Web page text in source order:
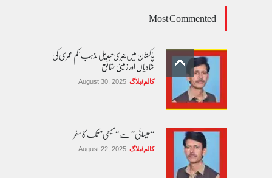
Most Commented
پاکستان میں جبری تبدیلی مذہب 'کم عمری کی
شادیاں اور زمینی حقائق
کالم/بلاگ August 30, 2025
“عیسائی” سے “مسیحی” تک کا سفر
کالم/بلاگ August 22, 2025